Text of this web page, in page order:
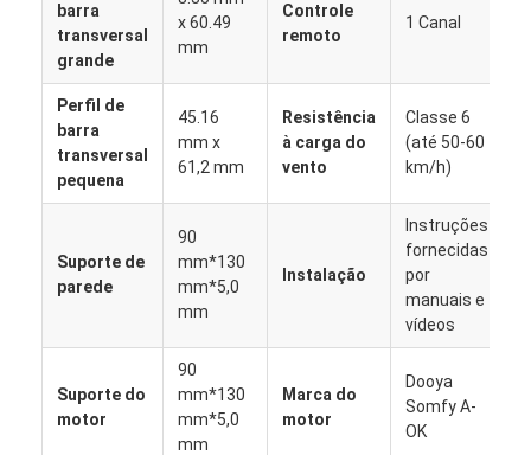
Notícias
Caramanchão Louvered de alumínio
Caramanchão de alumínio motorizado
Pergola de tecido retrátil
Pergola leve
Telhado elétrico para guarda-sol
barra
transversal
grande
x 60.49
mm
Controle
remoto
1 Canal
Perfil de
barra
transversal
pequena
45.16
mm x
61,2 mm
Resistência
à carga do
vento
Classe 6
(até 50-60
km/h)
Suporte de
parede
90
mm*130
mm*5,0
mm
Instalação
Instruções
fornecidas
por
manuais e
vídeos
Suporte do
motor
90
mm*130
mm*5,0
mm
Marca do
motor
Dooya
Somfy A-
OK